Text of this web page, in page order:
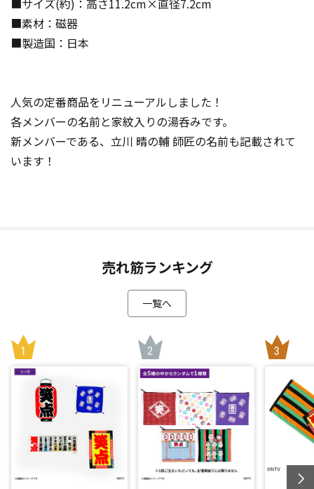
■サイズ(約)：高さ11.2cm×直径7.2cm
■素材：磁器
■製造国：日本
人気の定番商品をリニューアルしました！
各メンバーの名前と家紋入りの湯呑みです。
新メンバーである、立川 晴の輔 師匠の名前も記載されて
います！
売れ筋ランキング
一覧へ